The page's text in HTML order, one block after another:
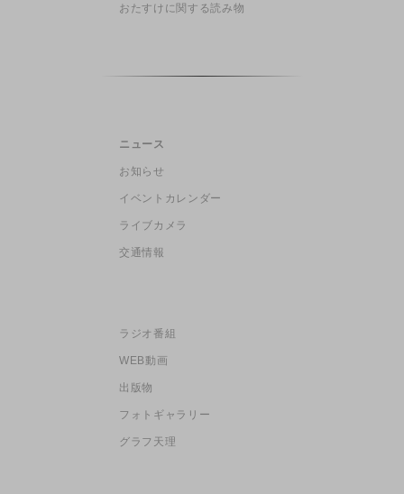
おたすけに関する読み物
ニュース
お知らせ
イベントカレンダー
ライブカメラ
交通情報
ラジオ番組
WEB動画
出版物
フォトギャラリー
グラフ天理